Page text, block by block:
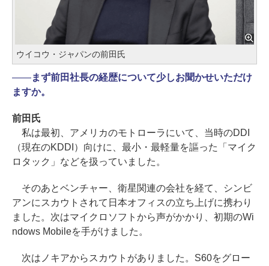
ウイコウ・ジャパンの前田氏
――まず前田社長の経歴について少しお聞かせいただけ
ますか。
前田氏
私は最初、アメリカのモトローラにいて、当時のDDI
（現在のKDDI）向けに、最小・最軽量を謳った「マイク
ロタック」などを扱っていました。
そのあとベンチャー、衛星関連の会社を経て、シンビ
アンにスカウトされて日本オフィスの立ち上げに携わり
ました。次はマイクロソフトから声がかかり、初期のWi
ndows Mobileを手がけました。
次はノキアからスカウトがありました。S60をグロー